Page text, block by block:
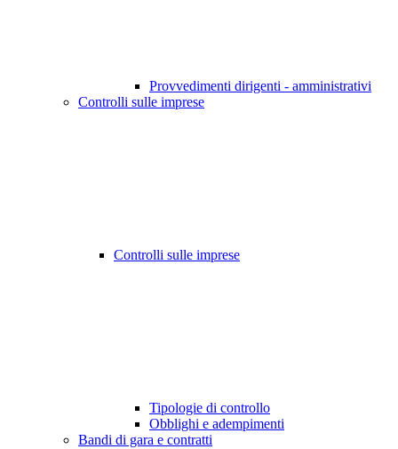
Provvedimenti dirigenti - amministrativi
Controlli sulle imprese
Controlli sulle imprese
Tipologie di controllo
Obblighi e adempimenti
Bandi di gara e contratti